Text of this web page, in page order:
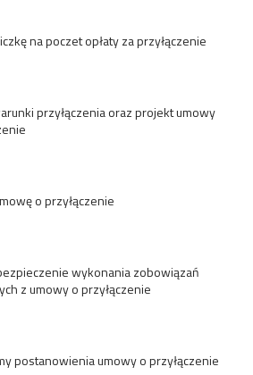
na poczet opłaty za przyłączenie
przyłączenia oraz projekt umowy
o przyłączenie
wykonania zobowiązań
z umowy o przyłączenie
postanowienia umowy o przyłączenie